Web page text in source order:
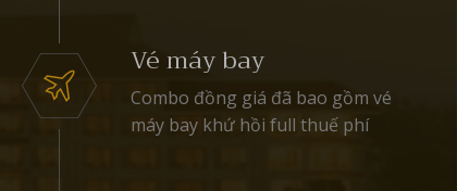
Vé máy bay
Combo đồng giá đã bao gồm vé
máy bay khứ hồi full thuế phí